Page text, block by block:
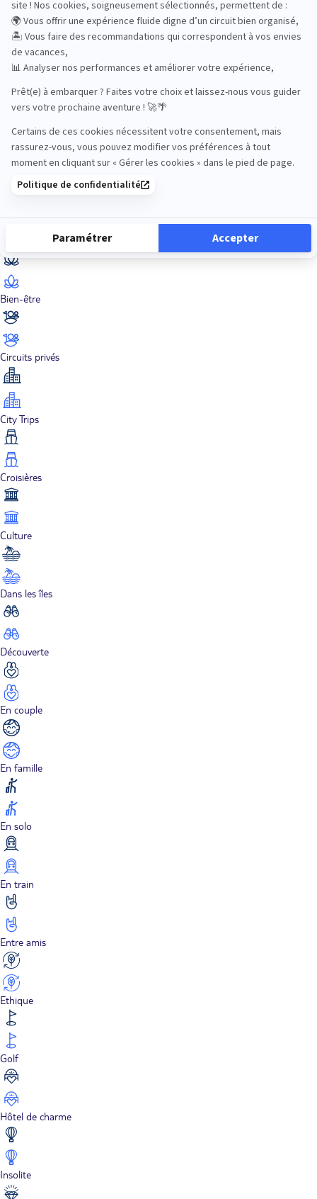
Nos thématiques
Adult only
Bien-être
Circuits privés
City Trips
Croisières
Culture
Dans les îles
Découverte
En couple
En famille
En solo
En train
Entre amis
Ethique
Golf
Hôtel de charme
Insolite